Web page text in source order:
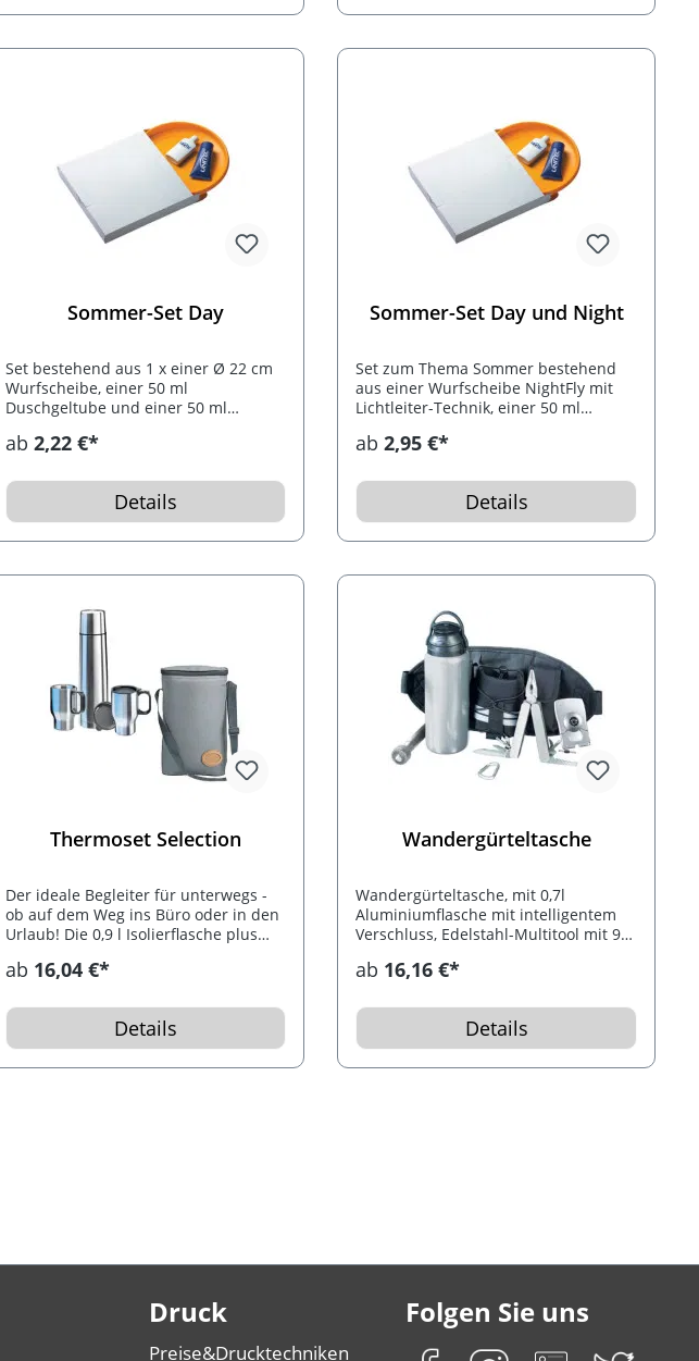
Sommer-Set Day
Set bestehend aus 1 x einer Ø 22 cm
Wurfscheibe, einer 50 ml
Duschgeltube und einer 50 ml
ab 2,22 €*
Details
Sommer-Set Day und Night
Set zum Thema Sommer bestehend
aus einer Wurfscheibe NightFly mit
Lichtleiter-Technik, einer 50 ml
Sonnenlotion-Flasche.
ab2,95 €*
Details
Thermoset Selection
Der ideale Begleiter für unterwegs -
ob auf dem Weg ins Büro oder in den
Urlaub! Die 0,9 l Isolierflasche plus
Standard-Autohalterungen in der
verstellbarem Tragegurt ist ideal für
ab 16,04 €*
Details
Wandergürteltasche
Wandergürteltasche, mit 0,7l
Aluminiumflasche mit intelligentem
Verschluss, Edelstahl-Multitool mit 9
Batterien und Schlüsselring) und
Kompass, in einer Nylon-Tasche.
ab 16,16 €*
Details
Druck
Preise&Drucktechniken
Folgen Sie uns